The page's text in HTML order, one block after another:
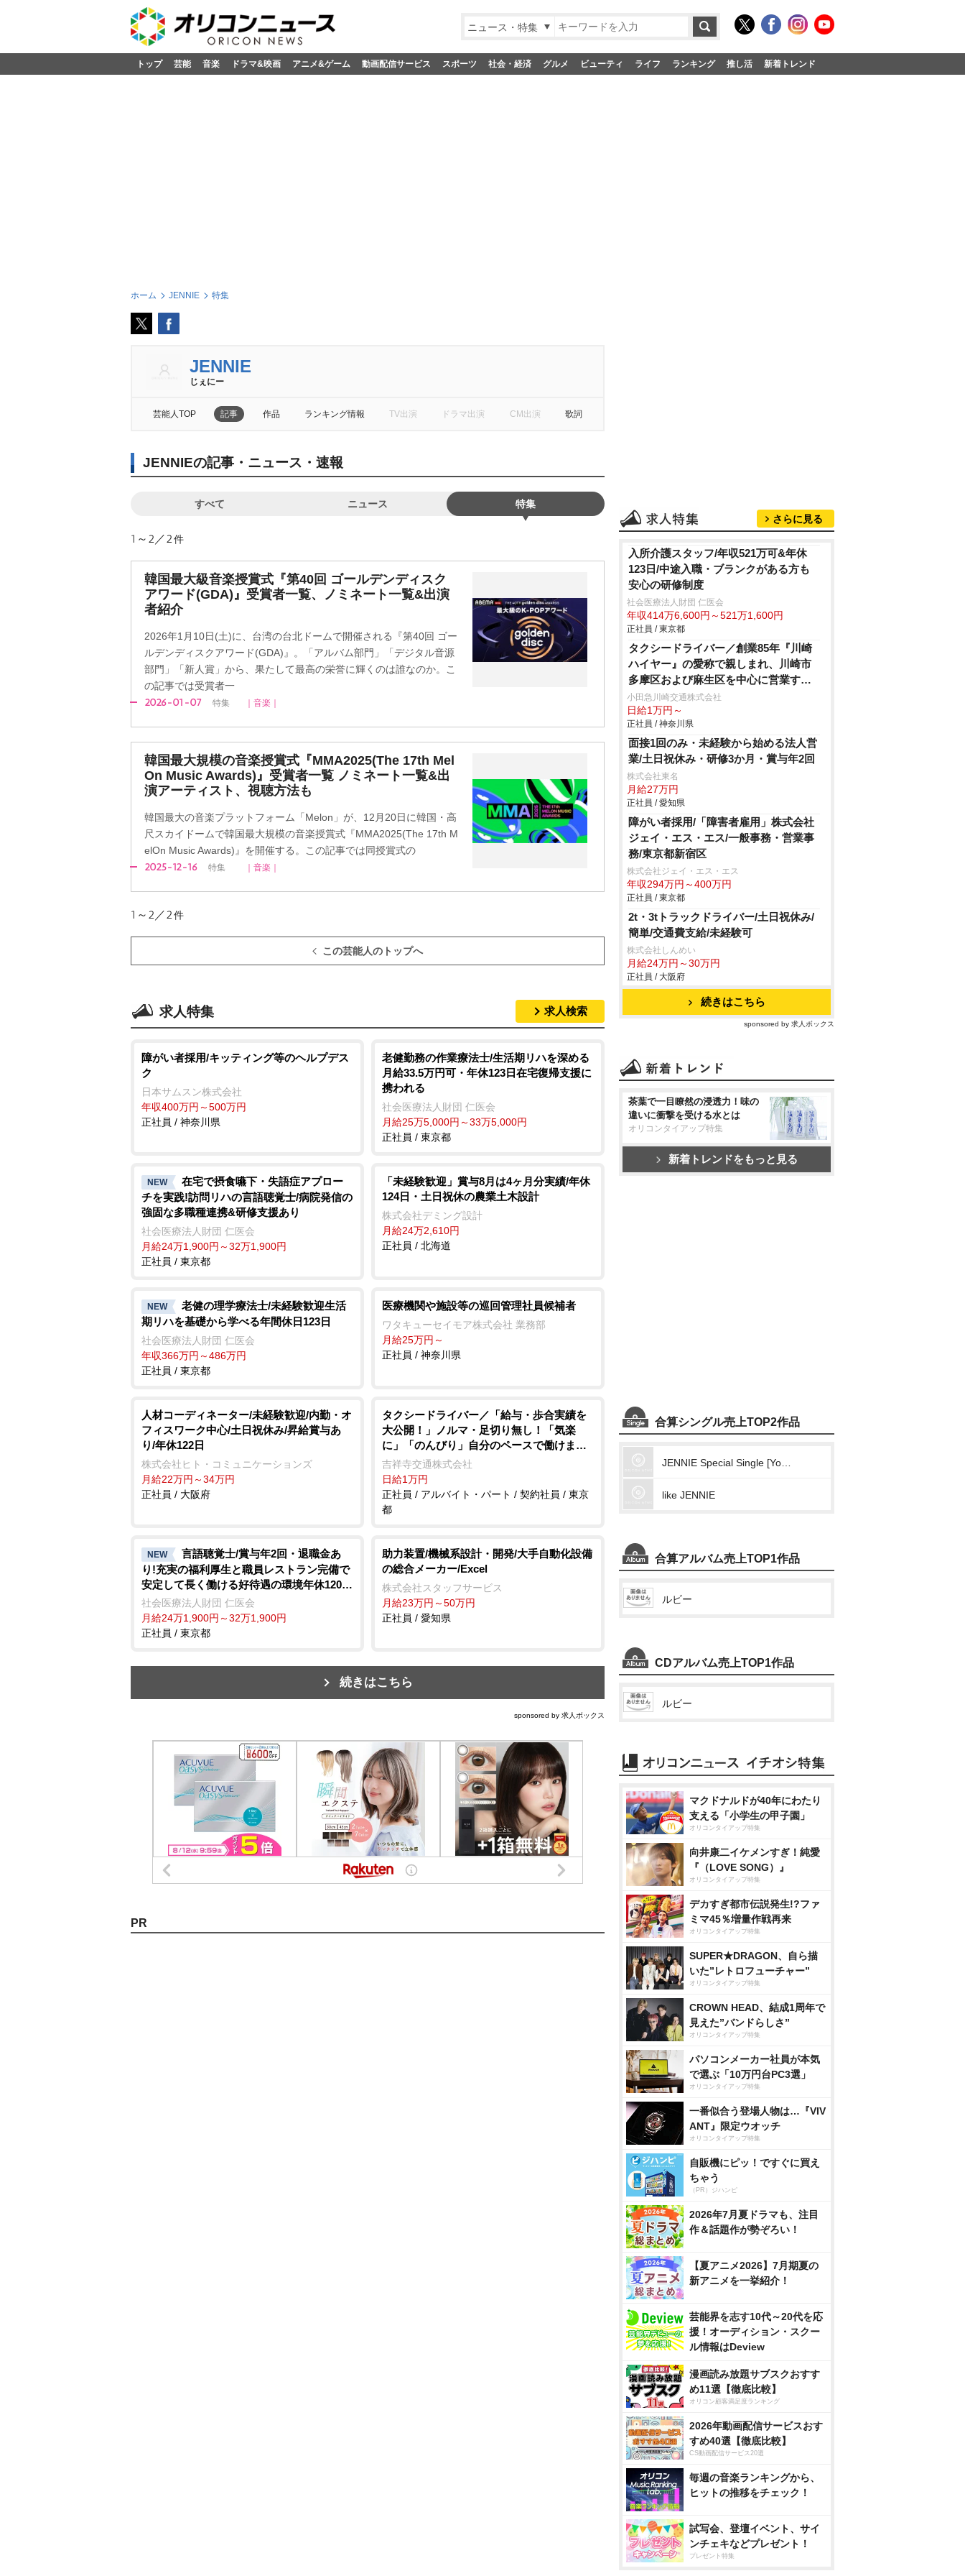
ニュース・特集
トップ 芸能 音楽 ドラマ&映画 アニメ&ゲーム 動画配信サービス スポーツ 社会・経済 グルメ ビューティ ライフ ランキング 推し活 新着トレンド
ホーム JENNIE 特集
JENNIE
じぇにー
芸能人TOP 記事 作品 ランキング情報 TV出演 ドラマ出演 CM出演 歌詞
JENNIEの記事・ニュース・速報
すべて ニュース 特集
1～2／2件
韓国最大級音楽授賞式『第40回 ゴールデンディスク
アワード(GDA)』受賞者一覧、ノミネート一覧&出演
者紹介
2026年1月10日(土)に、台湾の台北ドームで開催される『第40回 ゴー
ルデンディスクアワード(GDA)』。「アルバム部門」「デジタル音源
部門」「新人賞」から、果たして最高の栄誉に輝くのは誰なのか。こ
の記事では受賞者一
2026-01-07 特集 ｜音楽｜
韓国最大規模の音楽授賞式『MMA2025(The 17th Mel
On Music Awards)』受賞者一覧 ノミネート一覧&出
演アーティスト、視聴方法も
韓国最大の音楽プラットフォーム「Melon」が、12月20日に韓国・高
尺スカイドームで韓国最大規模の音楽授賞式『MMA2025(The 17th M
elOn Music Awards)』を開催する。この記事では同授賞式の
2025-12-16 特集 ｜音楽｜
1～2／2件
この芸能人のトップへ
求人特集 求人検索
障がい者採用/キッティング等のヘルプデス
ク
日本サムスン株式会社
年収400万円～500万円
正社員 / 神奈川県
老健勤務の作業療法士/生活期リハを深める
月給33.5万円可・年休123日在宅復帰支援に
携われる
社会医療法人財団 仁医会
月給25万5,000円～33万5,000円
正社員 / 東京都
NEW
在宅で摂食嚥下・失語症アプロー
チを実践!訪問リハの言語聴覚士/病院発信の
強固な多職種連携&研修支援あり
社会医療法人財団 仁医会
月給24万1,900円～32万1,900円
正社員 / 東京都
「未経験歓迎」賞与8月は4ヶ月分実績/年休
124日・土日祝休の農業土木設計
株式会社デミング設計
月給24万2,610円
正社員 / 北海道
NEW
老健の理学療法士/未経験歓迎生活
期リハを基礎から学べる年間休日123日
社会医療法人財団 仁医会
年収366万円～486万円
正社員 / 東京都
医療機関や施設等の巡回管理社員候補者
ワタキューセイモア株式会社 業務部
月給25万円～
正社員 / 神奈川県
人材コーディネーター/未経験歓迎/内勤・オ
フィスワーク中心/土日祝休み/昇給賞与あ
り/年休122日
株式会社ヒト・コミュニケーションズ
月給22万円～34万円
正社員 / 大阪府
タクシードライバー／「給与・歩合実績を
大公開！」ノルマ・足切り無し！「気楽
に」「のんびり」自分のペースで働けます
毎月4連休のシフト！(明番込)なのでプライ
ベートも充実できます♪
吉祥寺交通株式会社
日給1万円
正社員 / アルバイト・パート / 契約社員 / 東京
都
NEW
言語聴覚士/賞与年2回・退職金あ
り!充実の福利厚生と職員レストラン完備で
安定して長く働ける好待遇の環境年休120日
超
社会医療法人財団 仁医会
月給24万1,900円～32万1,900円
正社員 / 東京都
助力装置/機械系設計・開発/大手自動化設備
の総合メーカー/Excel
株式会社スタッフサービス
月給23万円～50万円
正社員 / 愛知県
続きはこちら
sponsored by 求人ボックス
PR
さらに見る
入所介護スタッフ/年収521万可&年休
123日/中途入職・ブランクがある方も
安心の研修制度
社会医療法人財団 仁医会
年収414万6,600円～521万1,600円
正社員 / 東京都
タクシードライバー／創業85年『川崎
ハイヤー』の愛称で親しまれ、川崎市
多摩区および麻生区を中心に営業する
信頼と実績のある小田急グループのタ
クシー会社！
小田急川崎交通株式会社
日給1万円～
正社員 / 神奈川県
面接1回のみ・未経験から始める法人営
業/土日祝休み・研修3か月・賞与年2回
株式会社東名
月給27万円
正社員 / 愛知県
障がい者採用/「障害者雇用」株式会社
ジェイ・エス・エス/一般事務・営業事
務/東京都新宿区
株式会社ジェイ・エス・エス
年収294万円～400万円
正社員 / 東京都
2t・3tトラックドライバー/土日祝休み/
簡単/交通費支給/未経験可
株式会社しんめい
月給24万円～30万円
正社員 / 大阪府
続きはこちら
sponsored by 求人ボックス
茶葉で一目瞭然の浸透力！味の
違いに衝撃を受ける水とは
オリコンタイアップ特集
新着トレンドをもっと見る
合算シングル売上TOP2作品
like JENNIE
合算アルバム売上TOP1作品
ルビー
CDアルバム売上TOP1作品
ルビー
マクドナルドが40年にわたり
支える「小学生の甲子園」
オリコンタイアップ特集
向井康二イケメンすぎ！純愛
『（LOVE SONG）』
オリコンタイアップ特集
デカすぎ都市伝説発生!?ファ
ミマ45％増量作戦再来
オリコンタイアップ特集
SUPER★DRAGON、自ら描
いた”レトロフューチャー”
オリコンタイアップ特集
CROWN HEAD、結成1周年で
見えた”バンドらしさ”
オリコンタイアップ特集
パソコンメーカー社員が本気
で選ぶ「10万円台PC3選」
オリコンタイアップ特集
一番似合う登場人物は…『VIV
ANT』限定ウオッチ
オリコンタイアップ特集
自販機にピッ！ですぐに買え
ちゃう
（PR）ジハンピ
2026年7月夏ドラマも、注目
作＆話題作が勢ぞろい！
【夏アニメ2026】7月期夏の
新アニメを一挙紹介！
芸能界を志す10代～20代を応
援！オーディション・スクー
ル情報はDeview
漫画読み放題サブスクおすす
め11選【徹底比較】
オリコン顧客満足度ランキング
2026年動画配信サービスおす
すめ40選【徹底比較】
CS動画配信サービス20選
毎週の音楽ランキングから、
ヒットの推移をチェック！
試写会、登壇イベント、サイ
ンチェキなどプレゼント！
プレゼント特集